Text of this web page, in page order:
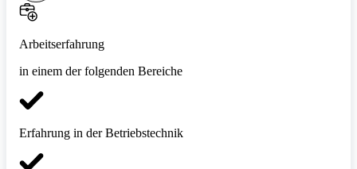
Arbeitserfahrung
in einem der folgenden Bereiche
Erfahrung in der Betriebstechnik